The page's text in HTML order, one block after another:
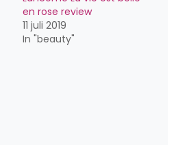
en rose review
11 juli 2019
In "beauty"